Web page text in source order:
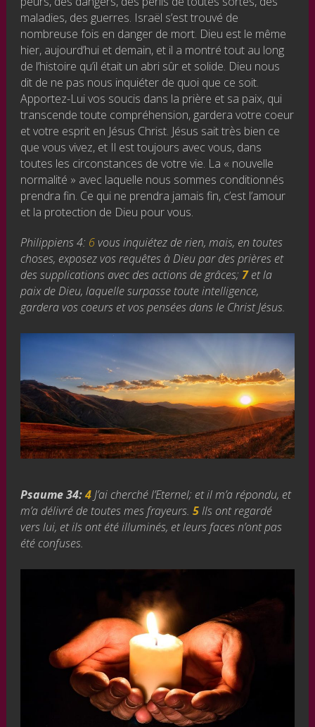
maladies, des guerres. Israël s’est trouvé de
nombreuse fois en danger de mort. Dieu est le même
hier, aujourd’hui et demain, et il a montré tout au long
de l’histoire qu’il était un abri sûr et solide. Dieu nous
dit de ne pas nous inquiéter de quoi que ce soit.
Apportez-Lui vos soucis dans la prière et sa paix, qui
transcende toute compréhension, gardera votre coeur
et votre esprit en Jésus Christ. Jésus sait très bien ce
que vous vivez, et Il est toujours avec vous, dans
toutes les circonstances de votre vie. La « nouvelle
normalité » avec laquelle nous sommes conditionnés
prendra fin. Ce qui ne prendra jamais fin, c’est l’amour
et la protection de Dieu pour vous.
Philippiens 4: 6vous inquiétez de rien, mais, en toutes
choses, exposez vos requêtes à Dieu par des prières et
des supplications avec des actions de grâces; 7 et la
paix de Dieu, laquelle surpasse toute intelligence,
gardera vos coeurs et vos pensées dans le Christ Jésus.
Psaume 34:4 J’ai cherché l’Eternel; et il m’a répondu, et
m’a délivré de toutes mes frayeurs.5Ils ont regardé
vers lui, et ils ont été illuminés, et leurs faces n’ont pas
été confuses.